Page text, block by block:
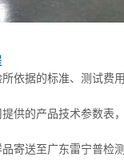
依据的标准、测试费
供的产品技术参数表
寄送至广东雷宁普检